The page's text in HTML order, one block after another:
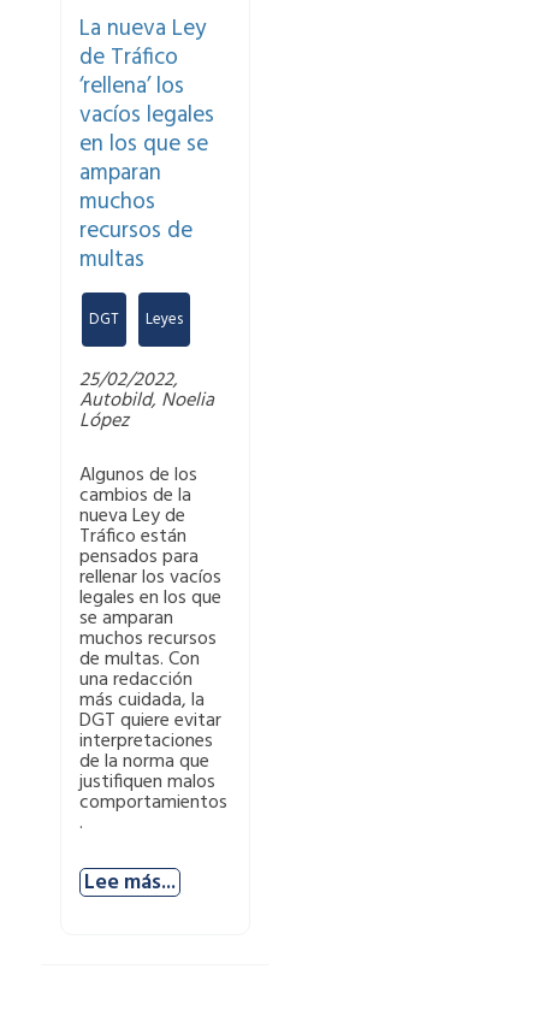
La nueva Ley
de Tráfico
‘rellena’ los
vacíos legales
en los que se
amparan
muchos
recursos de
multas
DGT Leyes
25/02/2022,
Autobild, Noelia
López
Algunos de los
cambios de la
nueva Ley de
Tráfico están
pensados para
rellenar los vacíos
legales en los que
se amparan
muchos recursos
de multas. Con
una redacción
más cuidada, la
DGT quiere evitar
interpretaciones
de la norma que
justifiquen malos
comportamientos
.
Lee más...